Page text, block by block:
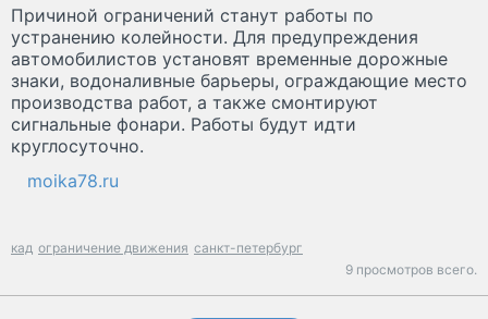
Причиной ограничений станут работы по
устранению колейности. Для предупреждения
автомобилистов установят временные дорожные
знаки, водоналивные барьеры, ограждающие место
производства работ, а также смонтируют
сигнальные фонари. Работы будут идти
круглосуточно.
moika78.ru
кад ограничение движения санкт-петербург
9 просмотров всего.